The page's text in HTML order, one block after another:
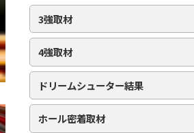
3強取材
4強取材
ドリームシューター結果
ホール密着取材